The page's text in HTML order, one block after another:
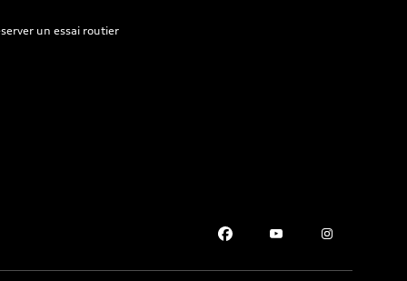
un essai routier